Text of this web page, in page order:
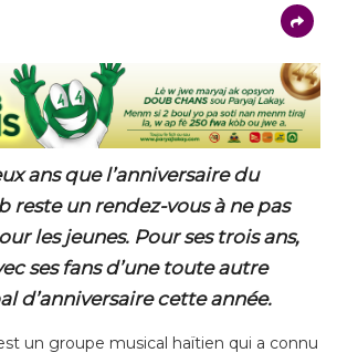
ans que l’anniversaire du
reste un rendez-vous à ne pas
les jeunes. Pour ses trois ans,
ses fans d’une toute autre
d’anniversaire cette année.
un groupe musical haïtien qui a connu